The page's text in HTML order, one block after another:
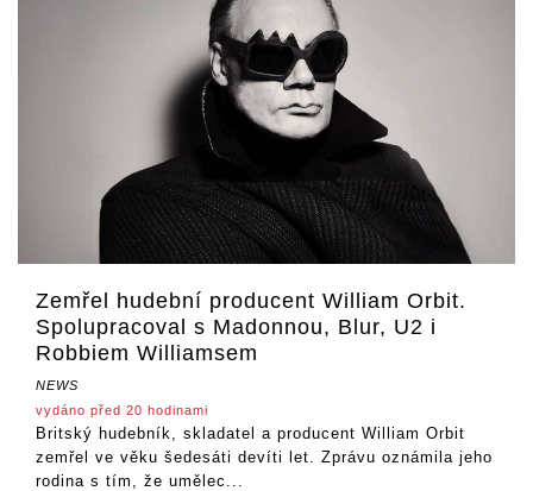
Zemřel hudební producent William Orbit.
Spolupracoval s Madonnou, Blur, U2 i
Robbiem Williamsem
NEWS
vydáno před 20 hodinami
Britský hudebník, skladatel a producent William Orbit
zemřel ve věku šedesáti devíti let. Zprávu oznámila jeho
rodina s tím, že umělec...